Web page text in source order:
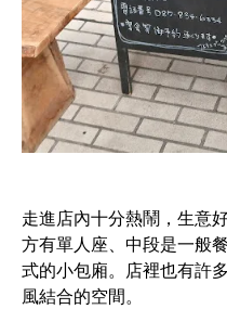
走進店內十分熱鬧，生意
方有單人座、中段是一般
式的小包廂。店裡也有許
風結合的空間。